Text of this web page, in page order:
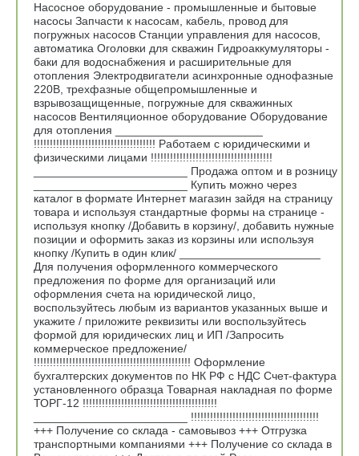
Насосное оборудование - промышленные и бытовые
насосы Запчасти к насосам, кабель, провод для
погружных насосов Станции управления для насосов,
автоматика Оголовки для скважин Гидроаккумуляторы -
баки для водоснабжения и расширительные для
отопления Электродвигатели асинхронные однофазные
220В, трехфазные общепромышленные и
взрывозащищенные, погружные для скважинных
насосов Вентиляционное оборудование Оборудование
для отопления _______________________
!!!!!!!!!!!!!!!!!!!!!!!!!!!!!!!!!!!!!! Работаем с юридическими и
физическими лицами !!!!!!!!!!!!!!!!!!!!!!!!!!!!!!!!!!!!!!
________________________ Продажа оптом и в розницу
________________________ Купить можно через
каталог в формате Интернет магазин зайдя на страницу
товара и используя стандартные формы на странице -
используя кнопку /Добавить в корзину/, добавить нужные
позиции и оформить заказ из корзины или используя
кнопку /Купить в один клик/ ______________________
Для получения оформленного коммерческого
предложения по форме для организаций или
оформления счета на юридической лицо,
воспользуйтесь любым из вариантов указанных выше и
укажите / приложите реквизиты или воспользуйтесь
формой для юридических лиц и ИП /Запросить
коммерческое предложение/
!!!!!!!!!!!!!!!!!!!!!!!!!!!!!!!!!!!!!!!!!!!!!!!!! Оформление
бухгалтерских документов по НК РФ с НДС Счет-фактура
установленного образца Товарная накладная по форме
ТОРГ-12 !!!!!!!!!!!!!!!!!!!!!!!!!!!!!!!!!!!!!!!!!!
________________________ !!!!!!!!!!!!!!!!!!!!!!!!!!!!!!!!!!!!!!!!
+++ Получение со склада - самовывоз +++ Отгрузка
транспортными компаниями +++ Получение со склада в